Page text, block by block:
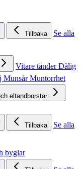
Tillbaka
Se alla
Vitare tänderDålig
MunsårMuntorrhet
eltandborstar
Tillbaka
Se alla
byglar